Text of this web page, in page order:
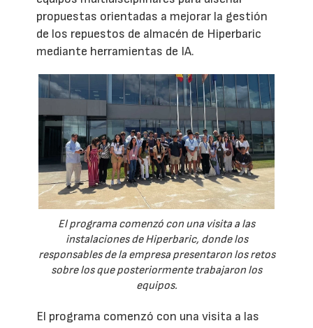
propuestas orientadas a mejorar la gestión
de los repuestos de almacén de Hiperbaric
mediante herramientas de IA.
El programa comenzó con una visita a las
instalaciones de Hiperbaric, donde los
responsables de la empresa presentaron los retos
sobre los que posteriormente trabajaron los
equipos.
El programa comenzó con una visita a las